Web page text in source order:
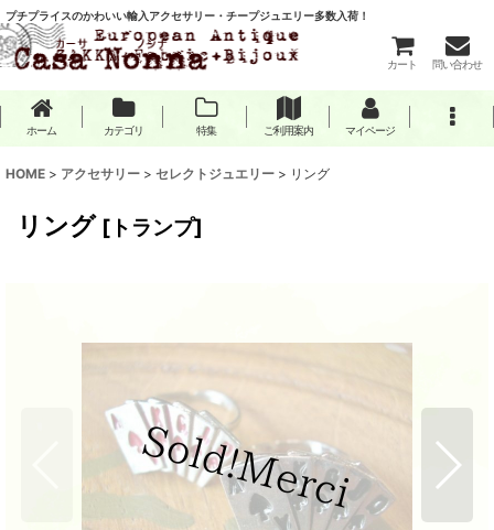
プチプライスのかわいい輸入アクセサリー・チープジュエリー多数入荷！
カート 問い合わせ
ホーム カテゴリ 特集 ご利用案内 マイページ
HOME > アクセサリー > セレクトジュエリー > リング
リング [ トランプ]